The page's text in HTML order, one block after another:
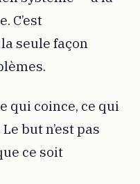
C’est
seule façon
qui coince, ce qui
but n’est pas
ce soit